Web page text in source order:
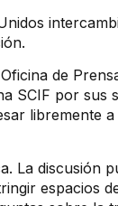
de
SCIF por sus
libremente
La discusión
espacios